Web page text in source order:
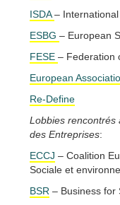
ISDA–
ESBG – European
FESE – Federation
European
Re-Define
Lobbies rencontrés
des Entreprises:
ECCJ – Coalition
Sociale et
BSR – Business for